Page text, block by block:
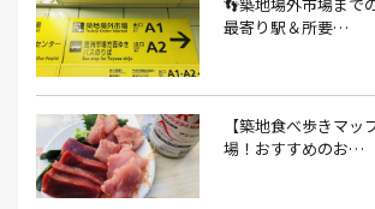
あなごめし(1） アパート探し(1） アル
アンテナショップ(1）
いくら(1） イタリアン(6） イタリアン
イタリアンレストラン(1） イタリアン料理(4）
イチゴジャム(1） イベント(9）
👣築地場外市場まで
最寄り駅＆所要…
【築地食べ歩きマッ
場！おすすめのお…